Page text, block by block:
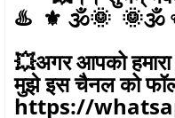
♨️ ⚜️ 🕉🌞 🌞🕉
💥अगर आपको हमारा
मुझे इस चैनल को
https://